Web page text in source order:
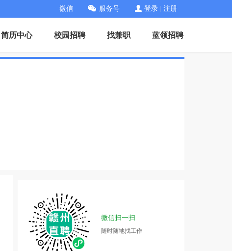
微信 服务号 登录 注册
简历中心 校园招聘 找兼职 蓝领招聘
微信扫一扫
随时随地找工作